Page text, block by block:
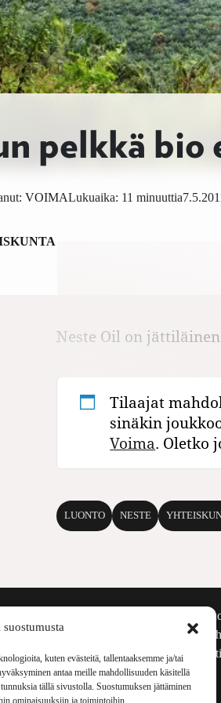
kuten evästeitä, tallentaaksemme ja/tai
antaa meille mahdollisuuden käsitellä
tällä sivustolla. Suostumuksen jättäminen
ominaisuuksiin ja toimintoihin.
pelkkä bio
VOIMALukuaika: 11 minuuttia
Neste Oil on
Tilaajat
sinäkin
Voima. Oletko
LUONTO NESTE
Voima on painosmäärältään
kulttuurilehti. Se nostaa esiin
aiheita niin maailmalta kuin
ilmestynyt vuodesta 1999.